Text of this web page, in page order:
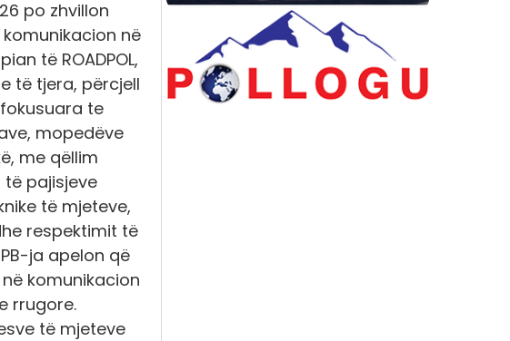
po zhvillon
në
të ROADPOL,
të tjera, përcjell
fokusuara te
mopedëve
me qëllim
pajisjeve
të mjeteve,
respektimit të
ja apelon që
komunikacion
rrugore.
të mjeteve